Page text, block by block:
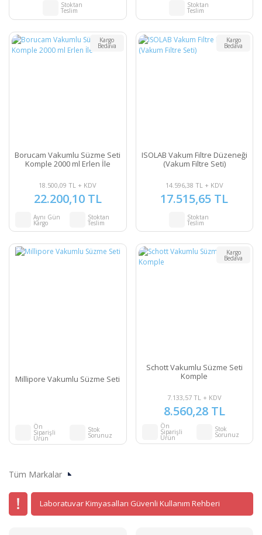
Stoktan
Teslim
Stoktan
Teslim
Kargo
Bedava
Borucam Vakumlu Süzme Seti
Komple 2000 ml Erlen İle
18.500,09 TL + KDV
22.200,10 TL
Aynı Gün
Kargo
Stoktan
Teslim
Kargo
Bedava
ISOLAB Vakum Filtre Düzeneği
(Vakum Filtre Seti)
14.596,38 TL + KDV
17.515,65 TL
Stoktan
Teslim
Millipore Vakumlu Süzme Seti
Ön
Siparişli
Ürün
Stok
Sorunuz
Kargo
Bedava
Schott Vakumlu Süzme Seti
Komple
7.133,57 TL + KDV
8.560,28 TL
Ön
Siparişli
Ürün
Stok
Sorunuz
Tüm Markalar
Laboratuvar Kimyasalları Güvenli Kullanım Rehberi